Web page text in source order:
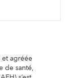
agréée
de santé,